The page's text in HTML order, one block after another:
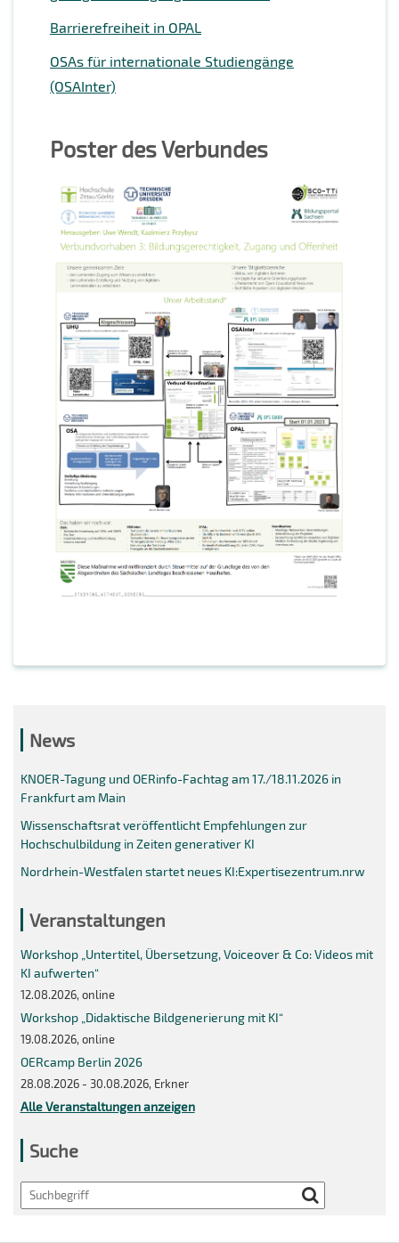
Barrierefreiheit in OPAL
OSAs für internationale Studiengänge
(OSAInter)
Poster des Verbundes
News
KNOER-Tagung und OERinfo-Fachtag am 17./18.11.2026 in
Frankfurt am Main
Wissenschaftsrat veröffentlicht Empfehlungen zur
Hochschulbildung in Zeiten generativer KI
Nordrhein-Westfalen startet neues KI:Expertisezentrum.nrw
Veranstaltungen
Workshop „Untertitel, Übersetzung, Voiceover & Co: Videos mit
KI aufwerten“
12.08.2026, online
Workshop „Didaktische Bildgenerierung mit KI“
19.08.2026, online
OERcamp Berlin 2026
28.08.2026 - 30.08.2026, Erkner
Alle Veranstaltungen anzeigen
Suche
Search